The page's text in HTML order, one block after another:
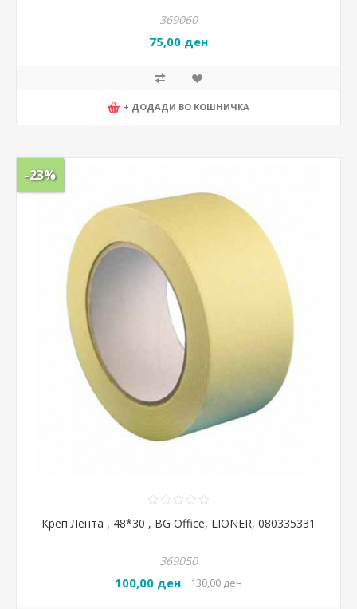
369060
75,00 ден
+ ДОДАДИ ВО КОШНИЧКА
-23%
Креп Лента , 48*30 , BG Office, LIONER, 080335331
369050
100,00 ден 130,00 ден